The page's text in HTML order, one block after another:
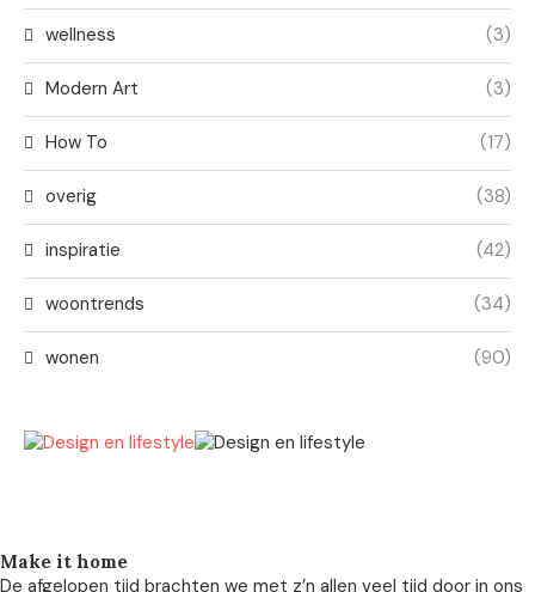
wellness (3)
Modern Art (3)
How To (17)
overig (38)
inspiratie (42)
woontrends (34)
wonen (90)
Make it home
De afgelopen tijd brachten we met z’n allen veel tijd door in ons